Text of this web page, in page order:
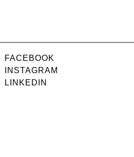
FACEBOOK
INSTAGRAM
LINKEDIN